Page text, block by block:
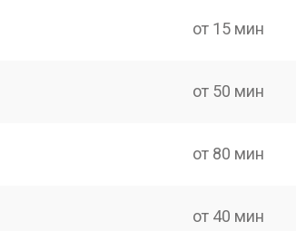
от 15 мин
от 50 мин
от 80 мин
от 40 мин